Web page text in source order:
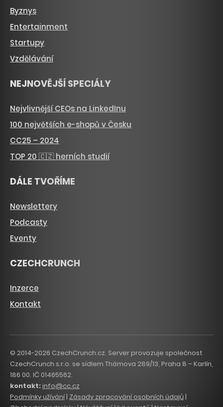
Byznys
Entertainment
Startupy
Vzdělávání
NEJNOVĚJŠÍ SPECIÁLY
Nejvlivnější CEOs na LinkedInu
100 největších e-shopů v Česku
CC25 – 2024
TOP 20 🇨🇿 herních studií
DÁLE TVOŘÍME
Newslettery
Podcasty
Eventy
CZECHCRUNCH
Inzerce
Kontakt
© 2014-2026 CzechCrunch.cz. Server provozuje společnost
CzechCrunch s.r.o. se sídlem Thámova 289/13, Praha 8 – Karlín,
186 00. IČ 01465562.
kontakt:info@cc.cz
Podmínky užívání| Zásady zpracování osobních údajů|